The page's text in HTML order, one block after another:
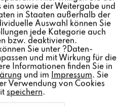
präsentieren unsere
Partner Gira
.
und erleben Sie eine
Inaktiv
sowie der Weitergabe und
in Staaten außerhalb der
Auswahl können Sie
jede Kategorie auch
bzw. deaktivieren.
Sie unter ?Daten-
und mit Wirkung für die
Informationen finden Sie in
und im Impressum. Sie
Verwendung von Cookies
speichern.